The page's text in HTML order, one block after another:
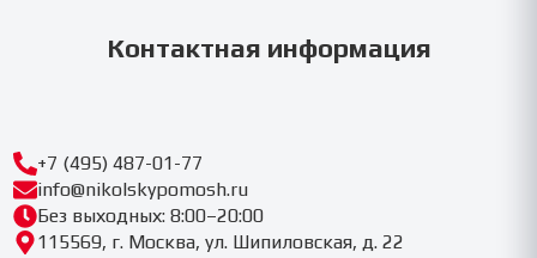
Контактная информация
+7 (495) 487-01-77
info@nikolskypomosh.ru
Без выходных: 8:00–20:00
115569, г. Москва, ул. Шипиловская, д. 22